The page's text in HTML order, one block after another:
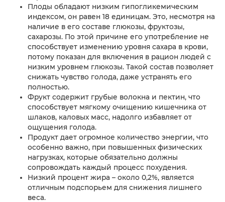
Плоды обладают низким гипогликемическим
индексом, он равен 18 единицам. Это, несмотря на
наличие в его составе глюкозы, фруктозы,
сахарозы. По этой причине его употребление не
способствует изменению уровня сахара в крови,
потому показан для включения в рацион людей с
низким уровнем глюкозы. Такой состав позволяет
снижать чувство голода, даже устранять его
полностью.
Фрукт содержит грубые волокна и пектин, что
способствует мягкому очищению кишечника от
шлаков, каловых масс, надолго избавляет от
ощущения голода.
Продукт дает огромное количество энергии, что
особенно важно, при повышенных физических
нагрузках, которые обязательно должны
сопровождать каждый процесс похудения.
Низкий процент жира – около 0,2%, является
отличным подспорьем для снижения лишнего
веса.